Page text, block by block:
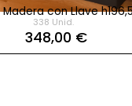
con Llave
para Oficina de Kesta
338 Unid.
348,00 €